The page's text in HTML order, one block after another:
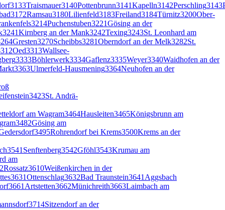
3133Traismauer3140Pottenbrunn3141Kapelln3142Perschling3143
3172Ramsau3180Lilienfeld3183Freiland3184Türnitz3200Ober-
3214Puchenstuben3221Gösing an der
3241Kirnberg an der Mank3242Texing3243St. Leonhard am
Gresten3270Scheibbs3281Oberndorf an der Melk3282St.
Oed3313Wallsee-
3333Böhlerwerk3334Gaflenz3335Weyer3340Waidhofen an der
3363Ulmerfeld-Hausmening3364Neuhofen an der
3423St. Andrä-
am Wagram3464Hausleiten3465Königsbrunn am
3482Gösing am
3495Rohrendorf bei Krems3500Krems an der
3541 Senftenberg3542Gföhl3543Krumau am
am
Rossatz3610Weißenkirchen in der
3631Ottenschlag3632Bad Traunstein3641 Aggsbach
3661 Artstetten3662Münichreith3663Laimbach am
3714Sitzendorf an der